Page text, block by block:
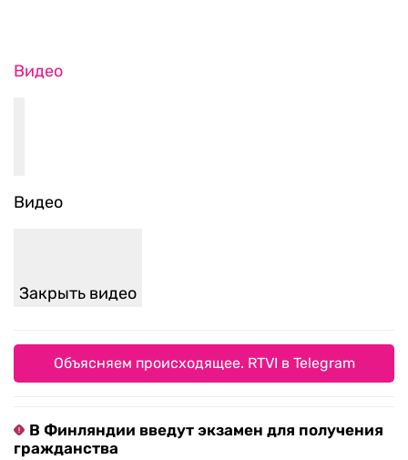
Видео
Видео
Закрыть видео
Объясняем происходящее. RTVI в Telegram
В Финляндии введут экзамен для получения
гражданства